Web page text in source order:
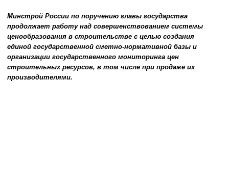
Минстрой России по поручению главы государства
продолжает работу над совершенствованием системы
ценообразования в строительстве с целью создания
единой государственной сметно-нормативной базы и
организации государственного мониторинга цен
строительных ресурсов, в том числе при продаже их
производителями.